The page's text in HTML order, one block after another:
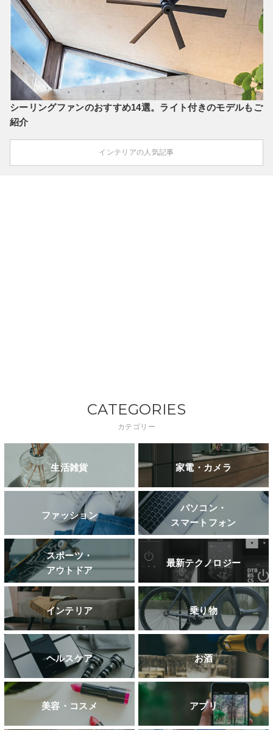
シーリングファンのおすすめ14選。ライト付きのモデルもご
紹介
インテリアの人気記事
CATEGORIES
カテゴリー
生活雑貨 家電・カメラ
ファッション
パソコン・
スマートフォン
スポーツ・
アウトドア
最新テクノロジー
インテリア 乗り物
ヘルスケア お酒
美容・コスメ アプリ